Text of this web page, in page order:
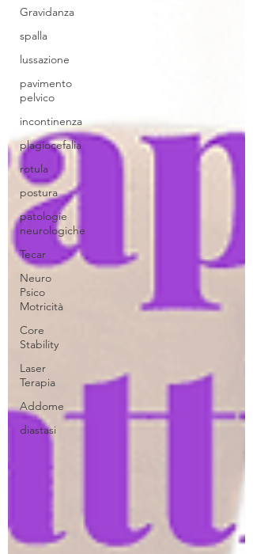
Gravidanza
spalla
lussazione
pavimento
pelvico
incontinenza
plagiocefalia
rotula
postura
patologie
neurologiche
Tecar
Neuro
Psico
Motricità
Core
Stability
Laser
Terapia
Addome
diastasi